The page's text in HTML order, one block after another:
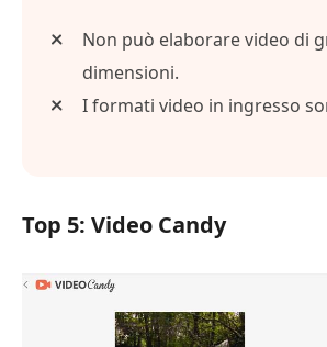
Non può elaborare video di
dimensioni.
I formati video in ingresso
Top 5: Video Candy